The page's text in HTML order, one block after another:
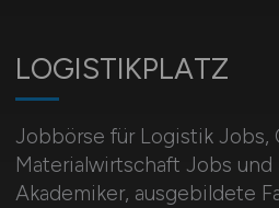
LOGISTIKPLATZ
Jobbörse für Logistik Jobs,
Materialwirtschaft Jobs
Akademiker, ausgebildete